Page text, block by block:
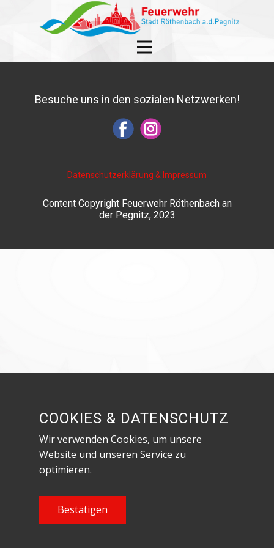
Besuche uns in den sozialen Netzwerken!
Content Copyright Feuerwehr Röthenbach an
der Pegnitz, 2023
Datenschutzerklärung & Impressum
COOKIES & DATENSCHUTZ
Wir verwenden Cookies, um unsere
Website und unseren Service zu
optimieren.
Bestätigen